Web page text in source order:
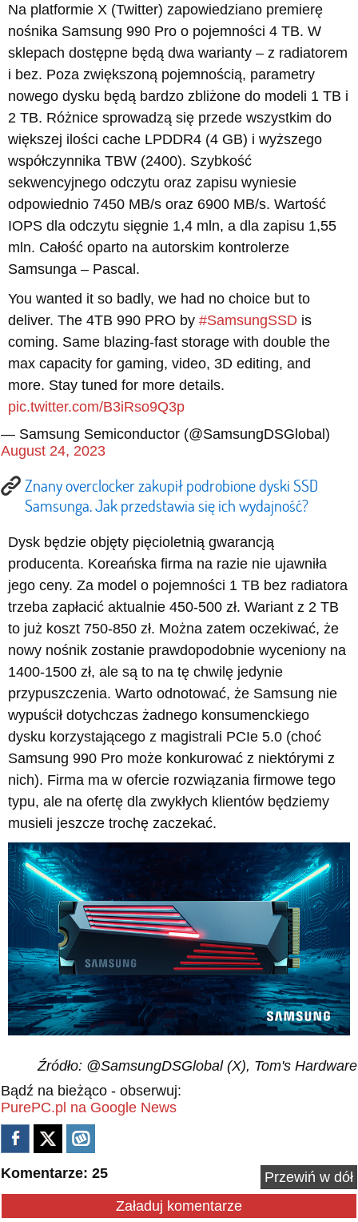
Na platformie X (Twitter) zapowiedziano premierę
nośnika Samsung 990 Pro o pojemności 4 TB. W
sklepach dostępne będą dwa warianty – z radiatorem
i bez. Poza zwiększoną pojemnością, parametry
nowego dysku będą bardzo zbliżone do modeli 1 TB i
2 TB. Różnice sprowadzą się przede wszystkim do
większej ilości cache LPDDR4 (4 GB) i wyższego
współczynnika TBW (2400). Szybkość
sekwencyjnego odczytu oraz zapisu wyniesie
odpowiednio 7450 MB/s oraz 6900 MB/s. Wartość
IOPS dla odczytu sięgnie 1,4 mln, a dla zapisu 1,55
mln. Całość oparto na autorskim kontrolerze
Samsunga – Pascal.
You wanted it so badly, we had no choice but to
deliver. The 4TB 990 PRO by #SamsungSSD is
coming. Same blazing-fast storage with double the
max capacity for gaming, video, 3D editing, and
more. Stay tuned for more details.
pic.twitter.com/B3iRso9Q3p
— Samsung Semiconductor (@SamsungDSGlobal)
August 24, 2023
Znany overclocker zakupił podrobione dyski SSD
Samsunga. Jak przedstawia się ich wydajność?
Dysk będzie objęty pięcioletnią gwarancją
producenta. Koreańska firma na razie nie ujawniła
jego ceny. Za model o pojemności 1 TB bez radiatora
trzeba zapłacić aktualnie 450-500 zł. Wariant z 2 TB
to już koszt 750-850 zł. Można zatem oczekiwać, że
nowy nośnik zostanie prawdopodobnie wyceniony na
1400-1500 zł, ale są to na tę chwilę jedynie
przypuszczenia. Warto odnotować, że Samsung nie
wypuścił dotychczas żadnego konsumenckiego
dysku korzystającego z magistrali PCIe 5.0 (choć
Samsung 990 Pro może konkurować z niektórymi z
nich). Firma ma w ofercie rozwiązania firmowe tego
typu, ale na ofertę dla zwykłych klientów będziemy
musieli jeszcze trochę zaczekać.
Źródło: @SamsungDSGlobal (X), Tom's Hardware
Bądź na bieżąco - obserwuj:
PurePC.pl na Google News
Komentarze: 25
Przewiń w dół
Załaduj komentarze